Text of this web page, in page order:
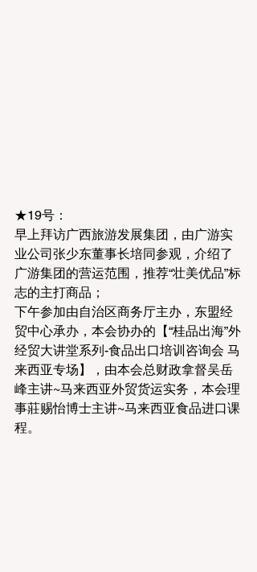
★19号：
早上拜访广西旅游发展集团，由广游实
业公司张少东董事长培同参观，介绍了
广游集团的营运范围，推荐“壮美优品”标
志的主打商品；
下午参加由自治区商务厅主办，东盟经
贸中心承办，本会协办的【“桂品出海”外
经贸大讲堂系列-食品出口培训咨询会 马
来西亚专场】，由本会总财政拿督吴岳
峰主讲~马来西亚外贸货运实务，本会理
事莊赐怡博士主讲~马来西亚食品进口课
程。